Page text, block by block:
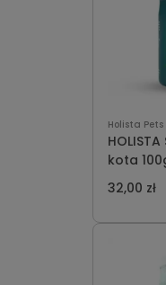
Holista Pets
kota
32,00 zł